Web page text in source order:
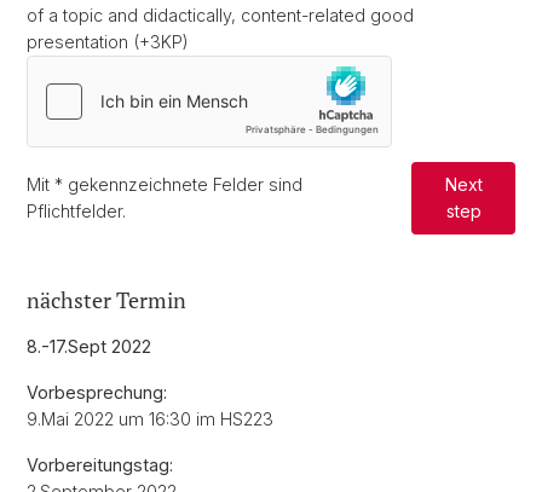
of a topic and didactically, content-related good
presentation (+3KP)
Mit * gekennzeichnete Felder sind
Pflichtfelder.
Next
step
nächster Termin
8.-17.Sept 2022
Vorbesprechung:
9.Mai 2022 um 16:30 im HS223
Vorbereitungstag: